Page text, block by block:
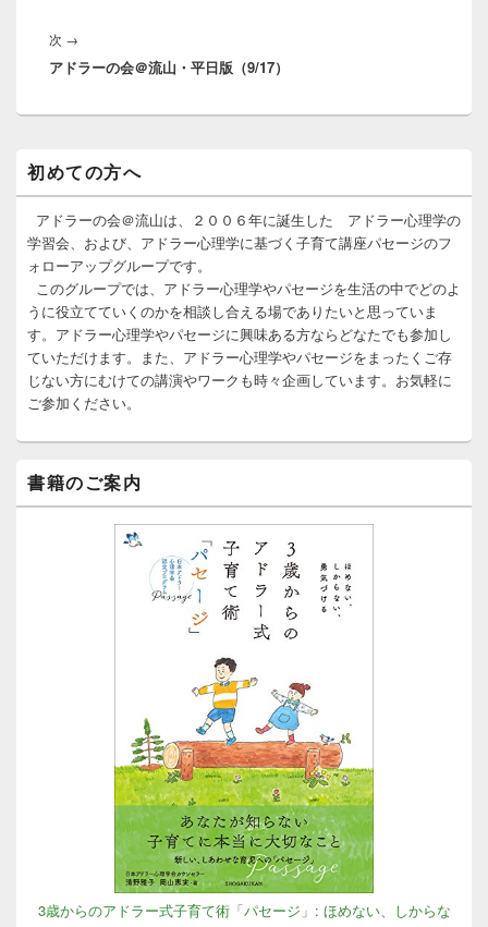
ゲ
ー
シ
次 →
の
稿:
アドラーの会＠流山・平日版（9/17）
イ
ン
イ
ィ
ジ
ト
初めての方へ
アドラーの会＠流山は、２００６年に誕生した アドラー心理学の
学習会、および、アドラー心理学に基づく子育て講座パセージのフ
ォローアップグループです。
このグループでは、アドラー心理学やパセージを生活の中でどのよ
うに役立てていくのかを相談し合える場でありたいと思っていま
す。アドラー心理学やパセージに興味ある方ならどなたでも参加し
ていただけます。また、アドラー心理学やパセージをまったくご存
じない方にむけての講演やワークも時々企画しています。お気軽に
ご参加ください。
書籍のご案内
3歳からのアドラー式子育て術「パセージ」: ほめない、しからな